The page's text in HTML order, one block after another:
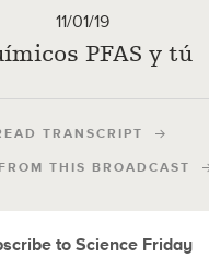
11/01/19
PFAS y tú
TRANSCRIPT
THIS BROADCAST
to Science Friday